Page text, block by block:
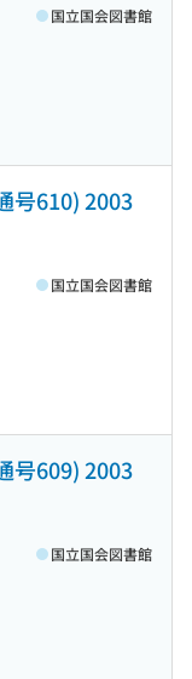
国立国会図書館
号610) 2003
国立国会図書館
号609) 2003
国立国会図書館